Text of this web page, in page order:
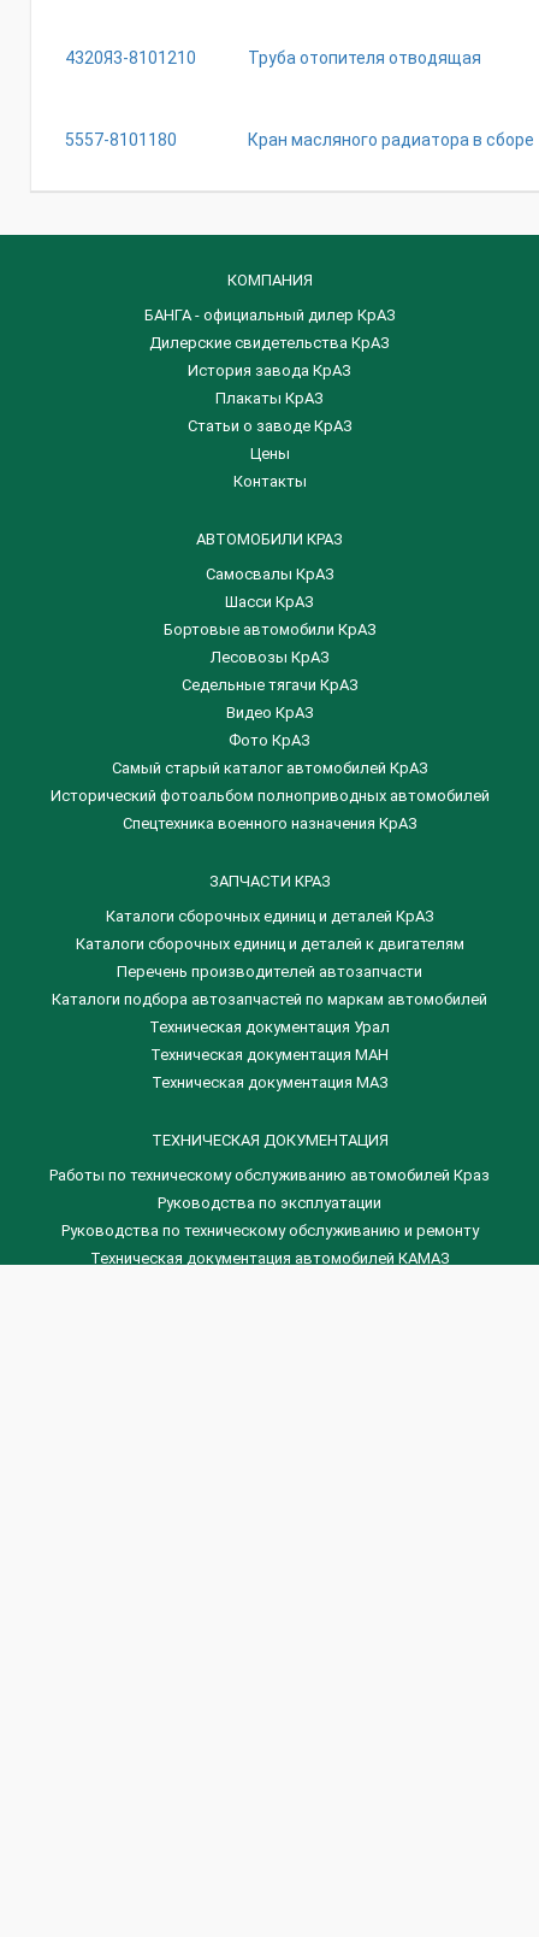
4320Я3-8101210 Труба отопителя отводящая
5557-8101180 Кран масляного радиатора в сборе
КОМПАНИЯ
БАНГА - официальный дилер КрАЗ
Дилерские свидетельства КрАЗ
История завода КрАЗ
Плакаты КрАЗ
Статьи о заводе КрАЗ
Цены
Контакты
АВТОМОБИЛИ КРАЗ
Самосвалы КрАЗ
Шасси КрАЗ
Бортовые автомобили КрАЗ
Лесовозы КрАЗ
Седельные тягачи КрАЗ
Видео КрАЗ
Фото КрАЗ
Самый старый каталог автомобилей КрАЗ
Исторический фотоальбом полноприводных автомобилей
Спецтехника военного назначения КрАЗ
ЗАПЧАСТИ КРАЗ
Каталоги сборочных единиц и деталей КрАЗ
​Каталоги сборочных единиц и деталей к двигателям
Перечень производителей автозапчасти
Каталоги подбора автозапчастей по маркам автомобилей
Техническая документация Урал
Техническая документация МАН
Техническая документация МАЗ
ТЕХНИЧЕСКАЯ ДОКУМЕНТАЦИЯ
Работы по техническому обслуживанию автомобилей Краз
Руководства по эксплуатации
Руководства по техническому обслуживанию и ремонту
Техническая документация автомобилей КАМАЗ